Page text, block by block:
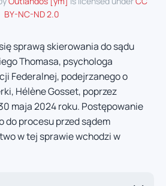
BY-NC-ND 2.0
sprawą skierowania do sądu
Thomasa, psychologa
Federalnej, podejrzanego o
Hélène Gosset, poprzez
maja 2024 roku. Postępowanie
do procesu przed sądem
w tej sprawie wchodzi w